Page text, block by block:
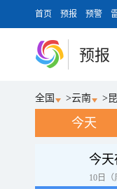
首页 预报 预警
预报
全国 >云南 >
今天
今天
10日（